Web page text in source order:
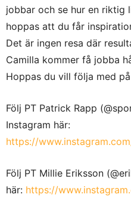
jobbar och se hur en riktig
hoppas att du får
Det är ingen resa där
Camilla kommer få jobba
Hoppas du vill följa med
Följ PT Patrick Rapp
Instagram här:
https://
Följ PT Millie Eriksson
här: https://